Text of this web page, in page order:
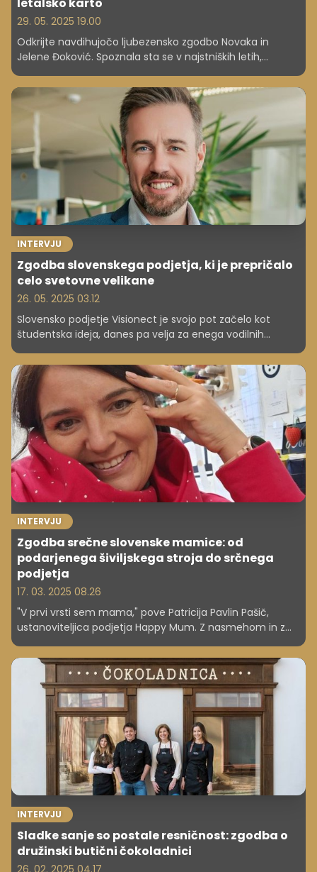
29. 05. 2025 19.00
Odkrijte navdihujočo ljubezensko zgodbo Novaka in
Jelene Đoković. Spoznala sta se v najstniških letih,
skupaj dosegla svetovni vrh. Zgodba o iskrenosti, podpori
in iskanju pravega ravnovesja v življenju.
INTERVJU
Zgodba slovenskega podjetja, ki je prepričalo
celo svetovne velikane
26. 05. 2025 03.12
Slovensko podjetje Visionect je svojo pot začelo kot
študentska ideja, danes pa velja za enega vodilnih
globalnih ponudnikov tehnoloških rešitev za upravljanje
delovnih okolij. Med njihovimi naročniki so NASA, IKEA,
Siemens in NBA ekipe. Podjetje ni prepoznano le po
inovacijah, temveč tudi po pogumnih organizacijskih
odločitvah, kot je uvedba štiridnevnega delovnika.
Soustanovitelj in tehnični direktor Luka Birsa je spregovoril
o začetkih, prebojih, poslovnih vrednotah in nasvetih za
mlade podjetnike, ki si želijo uspeti na globalnem trgu.
INTERVJU
Zgodba srečne slovenske mamice: od
podarjenega šiviljskega stroja do srčnega
podjetja
17. 03. 2025 08.26
"V prvi vrsti sem mama," pove Patricija Pavlin Pašič,
ustanoviteljica podjetja Happy Mum. Z nasmehom in z
žarom v očeh govori o ljubezni do družine. Materinstvo jo
je vodilo na pot ustvarjanja, trenutek, ko ji je ostarela teta
podarila star šivalni stroj, pa je bil začetek zgodbe, ki jo
danes deli z mamicami in otroki.
INTERVJU
Sladke sanje so postale resničnost: zgodba o
družinski butični čokoladnici